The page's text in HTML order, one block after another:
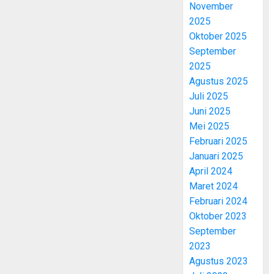
November
2025
Oktober 2025
September
2025
Agustus 2025
Juli 2025
Juni 2025
Mei 2025
Februari 2025
Januari 2025
April 2024
Maret 2024
Februari 2024
Oktober 2023
September
2023
Agustus 2023